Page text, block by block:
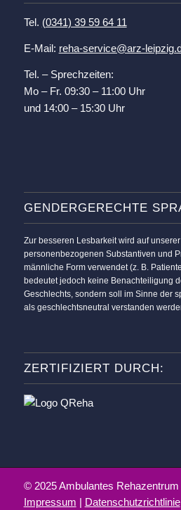
Tel. (0341) 39 59 64 11
E-Mail: reha-service@arz-
Tel. – Sprechzeiten:
Mo – Fr. 09:30 – 11:00 Uhr
und 14:00 – 15:30 Uhr
GENDERGERECHTE
Zur besseren Lesbarkeit wird auf
personenbezogenen Substantiven und
männliche Form verwendet (z. B.
bedeutet jedoch keine Benachteiligung
Geschlechts, sondern soll im Sinne der
als geschlechtsneutral verstanden
ZERTIFIZIERT DURCH:
© 2025 Ambulantes
Impressum
Datenschutzrichtlinie